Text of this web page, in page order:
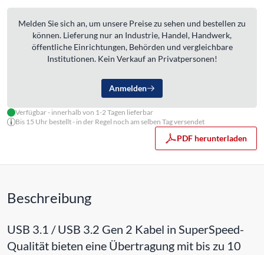
Melden Sie sich an, um unsere Preise zu sehen und bestellen zu
können. Lieferung nur an Industrie, Handel, Handwerk,
öffentliche Einrichtungen, Behörden und vergleichbare
Institutionen. Kein Verkauf an Privatpersonen!
Anmelden
Verfügbar - innerhalb von 1-2 Tagen lieferbar
Bis 15 Uhr bestellt - in der Regel noch am selben Tag versendet
PDF herunterladen
Beschreibung
USB 3.1 / USB 3.2 Gen 2 Kabel in SuperSpeed-
Qualität bieten eine Übertragung mit bis zu 10